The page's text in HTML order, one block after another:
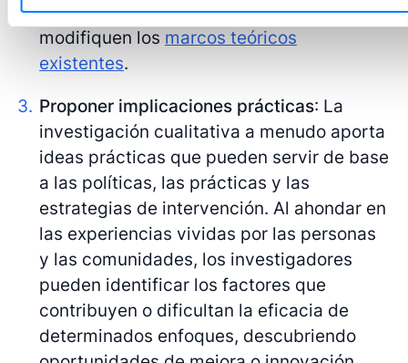
pruebas que apoyen, contradigan o
modifiquen los marcos teóricos
existentes.
Proponer implicaciones prácticas: La
investigación cualitativa a menudo aporta
ideas prácticas que pueden servir de base
a las políticas, las prácticas y las
estrategias de intervención. Al ahondar en
las experiencias vividas por las personas
y las comunidades, los investigadores
pueden identificar los factores que
contribuyen o dificultan la eficacia de
determinados enfoques, descubriendo